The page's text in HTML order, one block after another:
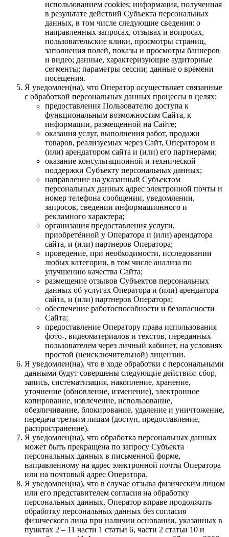
использованием cookies; информация, полученная
в результате действий Субъекта персональных
данных, в том числе следующие сведения: о
направленных запросах, отзывах и вопросах,
пользовательские клики, просмотры страниц,
заполнения полей, показы и просмотры баннеров
и видео; данные, характеризующие аудиторные
сегменты; параметры сессии; данные о времени
посещения.
Я уведомлен(на), что Оператор осуществляет связанные
с обработкой персональных данных процессы в целях:
предоставления Пользователю доступа к
функциональным возможностям Сайта, к
информации, размещенной на Сайте;
оказания услуг, выполнения работ, продажи
товаров, реализуемых через Сайт, Оператором и
(или) арендатором сайта и (или) его партнерами;
оказание консультационной и технической
поддержки Субъекту персональных данных;
направление на указанный Субъектом
персональных данных адрес электронной почты и
номер телефона сообщении, уведомлении,
запросов, сведении информационного и
рекламного характера;
организация предоставления услуги,
приобретённой у Оператора и (или) арендатора
сайта, и (или) партнеров Оператора;
проведение, при необходимости, исследовании
любых категории, в том числе анализа по
улучшению качества Сайта;
размещение отзывов Субъектов персональных
данных об услугах Оператора и (или) арендатора
сайта, и (или) партнеров Оператора;
обеспечение работоспособности и безопасности
Сайта;
предоставление Оператору права использования
фото-, видеоматериалов и текстов, переданных
пользователем через личный кабинет, на условиях
простой (неисключительной) лицензии.
Я уведомлен(на), что в ходе обработки с персональными
данными будут совершены следующие действия: сбор,
запись, систематизация, накопление, хранение,
уточнение (обновление, изменение), электронное
копирование, извлечение, использование,
обезличивание, блокирование, удаление и уничтожение,
передача третьим лицам (доступ, предоставление,
распространение).
Я уведомлен(на), что обработка персональных данных
может быть прекращена по запросу Субъекта
персональных данных в письменной форме,
направленному на адрес электронной почты Оператора
или на почтовый адрес Оператора.
Я уведомлен(на), что в случае отзыва физическим лицом
или его представителем согласия на обработку
персональных данных, Оператор вправе продолжить
обработку персональных данных без согласия
физического лица при наличии основании, указанных в
пунктах 2 – 11 части 1 статьи 6, части 2 статьи 10 и